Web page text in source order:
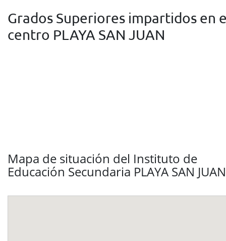
Grados Superiores impartidos en
centro PLAYA SAN JUAN
Mapa de situación del Instituto de
Educación Secundaria PLAYA SAN JUAN